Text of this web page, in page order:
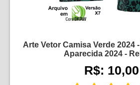
Arte Vetor Camisa Verde 2024
Aparecida 2024 -
R$: 10,00